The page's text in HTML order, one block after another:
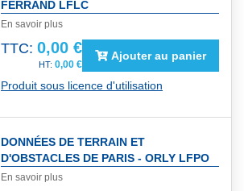
FERRAND LFLC
En savoir plus
TTC: 0,00 €
0,00 €
Ajouter au panier
Produit sous licence d'utilisation
DONNÉES DE TERRAIN ET
D'OBSTACLES DE PARIS - ORLY LFPO
En savoir plus